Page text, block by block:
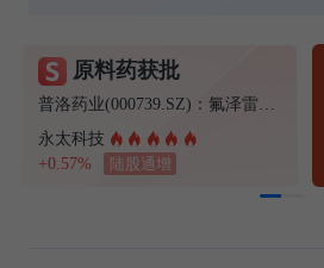
原料药获批
普洛药业(000739.SZ)：氟泽雷塞获得化学原料药上市申请批准通知书
永太科技
+0.57%
陆股通增